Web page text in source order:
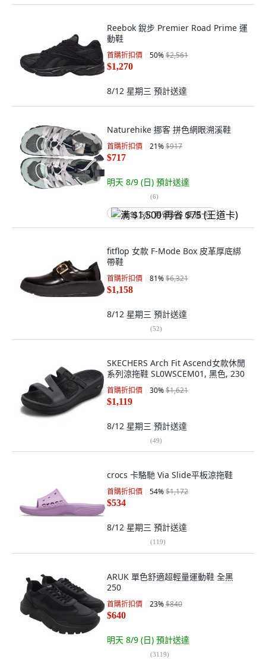
Reebok 銳步 Premier Road Prime 運
動鞋
首購折扣價 50%$2,561
$1,270
8/12 星期三 預計送達
Naturehike 挪客 拼色網眼溯溪鞋
首購折扣價 21%$917
$717
明天 8/9 (日) 預計送達
(6)
满 $1,500 再省 $75 (王道卡)
fitflop 女款 F-Mode Box 皮革厚底綁
帶鞋
首購折扣價 81%$6,321
$1,158
8/12 星期三 預計送達
(52)
SKECHERS Arch Fit Ascend女款休閒
系列涼拖鞋 SL0WSCEM01, 黑色, 230
首購折扣價 30%$1,621
$1,119
8/12 星期三 預計送達
(49)
crocs 卡駱馳 Via Slide平板涼拖鞋
首購折扣價 54%$1,172
$534
8/12 星期三 預計送達
(119)
ARUK 單色舒適超輕量運動鞋 全黑
250
首購折扣價 23%$840
$640
明天 8/9 (日) 預計送達
(3119)